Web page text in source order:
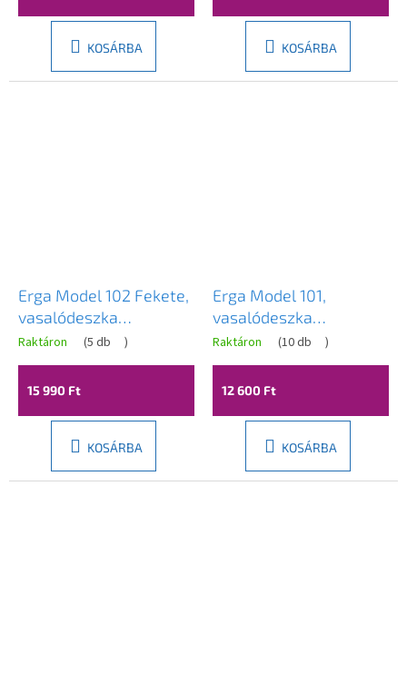
KOSÁRBA KOSÁRBA
Erga Model 102 Fekete,
vasalódeszka
138x38x95 cm, fekete-
szürke, ERG-SEP-
10DESPRBLA102
Raktáron (5 db )
15 990 Ft
KOSÁRBA
Erga Model 101,
vasalódeszka
137,5x30x89 cm,
ezüstszürke, ERG-SEP-
10DESPRMOD101
Raktáron (10 db )
12 600 Ft
KOSÁRBA